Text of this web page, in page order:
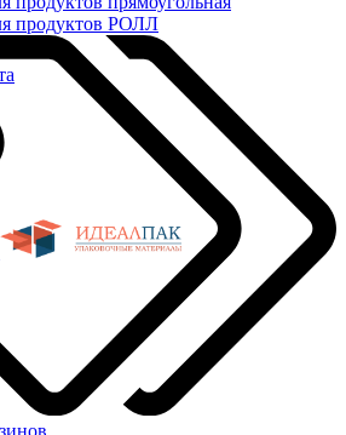
продуктов РОЛЛ